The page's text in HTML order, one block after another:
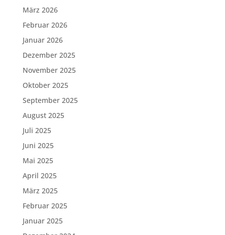
März 2026
Februar 2026
Januar 2026
Dezember 2025
November 2025
Oktober 2025
September 2025
August 2025
Juli 2025
Juni 2025
Mai 2025
April 2025
März 2025
Februar 2025
Januar 2025